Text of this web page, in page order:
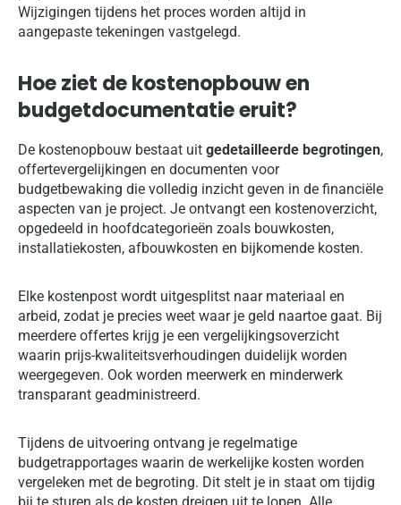
Wijzigingen tijdens het proces worden altijd in
aangepaste tekeningen vastgelegd.
Hoe ziet de kostenopbouw en
budgetdocumentatie eruit?
De kostenopbouw bestaat uit gedetailleerde begrotingen,
offertevergelijkingen en documenten voor
budgetbewaking die volledig inzicht geven in de financiële
aspecten van je project. Je ontvangt een kostenoverzicht,
opgedeeld in hoofdcategorieën zoals bouwkosten,
installatiekosten, afbouwkosten en bijkomende kosten.
Elke kostenpost wordt uitgesplitst naar materiaal en
arbeid, zodat je precies weet waar je geld naartoe gaat. Bij
meerdere offertes krijg je een vergelijkingsoverzicht
waarin prijs-kwaliteitsverhoudingen duidelijk worden
weergegeven. Ook worden meerwerk en minderwerk
transparant geadministreerd.
Tijdens de uitvoering ontvang je regelmatige
budgetrapportages waarin de werkelijke kosten worden
vergeleken met de begroting. Dit stelt je in staat om tijdig